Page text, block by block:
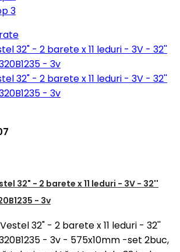
32" - 2 barete x 11 leduri - 3V - 32''
- 3v
32" - 2 barete x 11 leduri - 32''
- 3v - 575x10mm -set 2buc,